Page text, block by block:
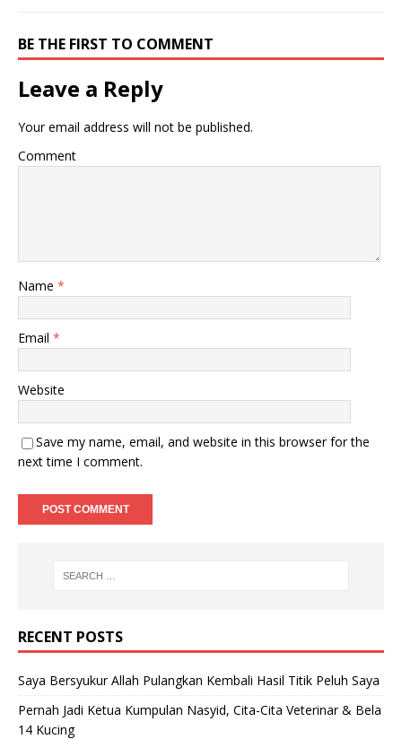
BE THE FIRST TO COMMENT
Leave a Reply
Your email address will not be published.
Comment
Name *
Email *
Website
Save my name, email, and website in this browser for the
next time I comment.
RECENT POSTS
Saya Bersyukur Allah Pulangkan Kembali Hasil Titik Peluh Saya
Pernah Jadi Ketua Kumpulan Nasyid, Cita-Cita Veterinar & Bela
14 Kucing